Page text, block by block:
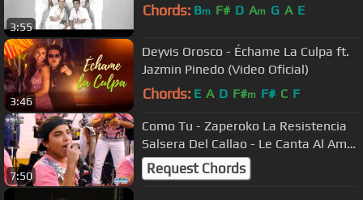
3:55
Chords: Bm F# D Am G A E
3:46
Deyvis Orosco - Échame La Culpa ft.
Jazmin Pinedo (Video Oficial)
Chords: E A D F#m F# C F
7:50
Como Tu - Zaperoko La Resistencia
Salsera Del Callao - Le Canta Al Amor
- Palomino 2016
Request Chords